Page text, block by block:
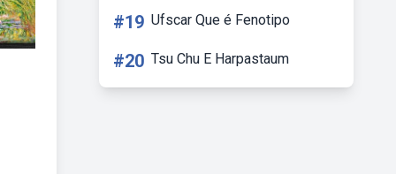
#19 Ufscar Que é Fenotipo
#20 Tsu Chu E Harpastaum